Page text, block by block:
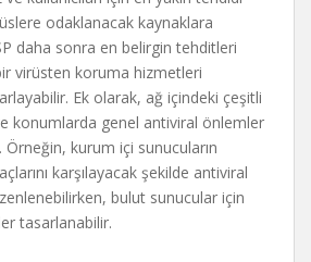
odaklanacak kaynaklara
daha sonra en belirgin tehditleri
virüsten koruma hizmetleri
Ek olarak, ağ içindeki çeşitli
konumlarda genel antiviral önlemler
Örneğin, kurum içi sunucuların
karşılayacak şekilde antiviral
bulut sunucular için
tasarlanabilir.